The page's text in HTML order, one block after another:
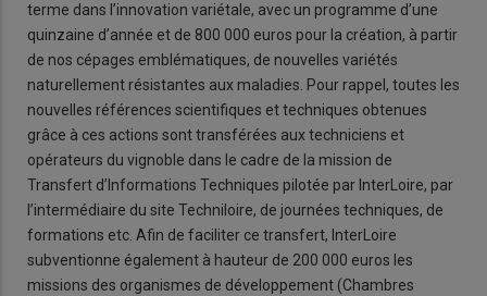
terme dans l’innovation variétale, avec un programme d’une
quinzaine d’année et de 800 000 euros pour la création, à partir
de nos cépages emblématiques, de nouvelles variétés
naturellement résistantes aux maladies. Pour rappel, toutes les
nouvelles références scientifiques et techniques obtenues
grâce à ces actions sont transférées aux techniciens et
opérateurs du vignoble dans le cadre de la mission de
Transfert d’Informations Techniques pilotée par InterLoire, par
l’intermédiaire du site Techniloire, de journées techniques, de
formations etc. Afin de faciliter ce transfert, InterLoire
subventionne également à hauteur de 200 000 euros les
missions des organismes de développement (Chambres